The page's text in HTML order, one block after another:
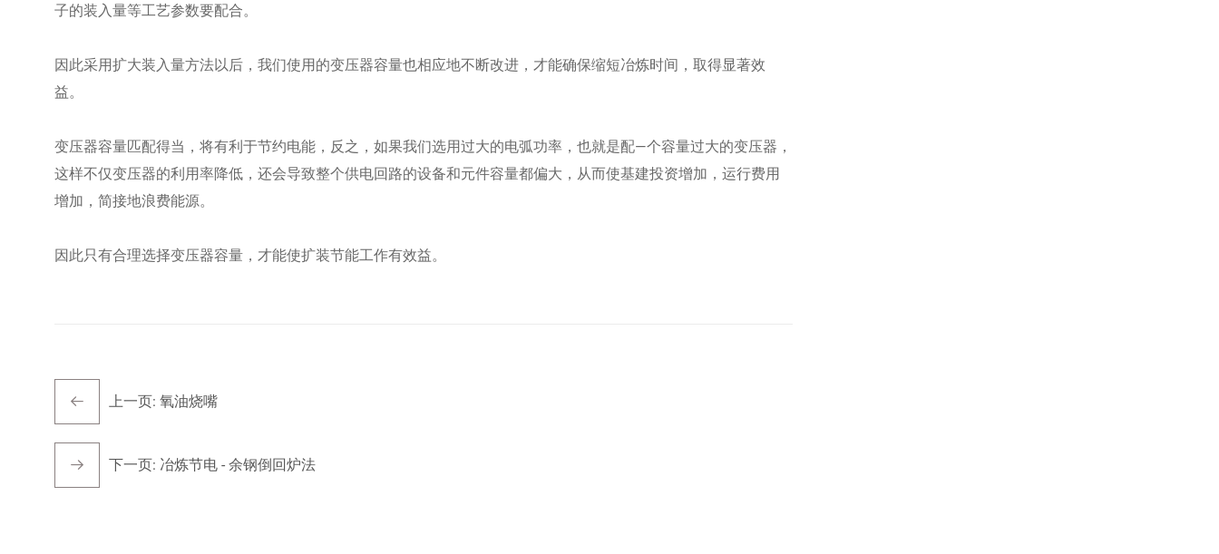
子的装入量等工艺参数要配合。
因此采用扩大装入量方法以后，我们使用的变压器容量也相应地不断改进，才能确保缩短冶炼时间，取得显著效
益。
变压器容量匹配得当，将有利于节约电能，反之，如果我们选用过大的电弧功率，也就是配—个容量过大的变压器，
这样不仅变压器的利用率降低，还会导致整个供电回路的设备和元件容量都偏大，从而使基建投资增加，运行费用
增加，简接地浪费能源。
因此只有合理选择变压器容量，才能使扩装节能工作有效益。
上一页: 氧油烧嘴
下一页: 冶炼节电 - 余钢倒回炉法